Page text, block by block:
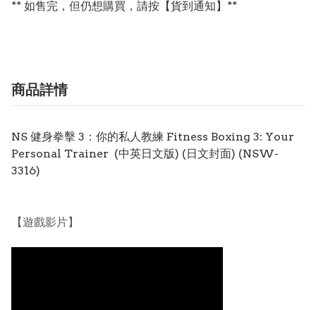
** 如售完，但仍想購買，請按【貨到通知】**
商品詳情
NS 健身拳擊 3：你的私人教練 Fitness Boxing 3: Your
Personal Trainer (中英日文版) (日文封面) (NSW-
3316)
【遊戲影片】